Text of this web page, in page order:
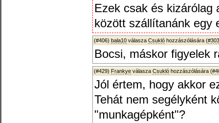
Ezek csak és kizárólag
között szállítanánk egy
(#406) bala10 válasza Csukló hozzászólására (#303
Bocsi, máskor figyelek
(#429) Frankye válasza Csukló hozzászólására (
Jól értem, hogy akkor
Tehát nem segélyként
"munkagépként"?